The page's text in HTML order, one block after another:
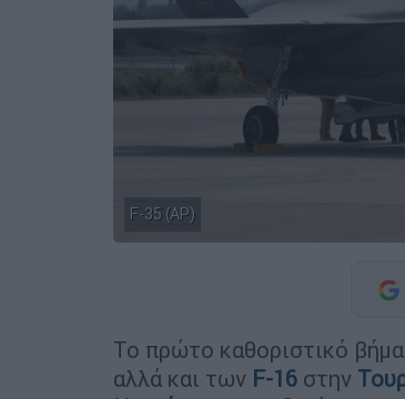
F-35 (AP)
Το πρώτο καθοριστικό
αλλά και των F-16 στην